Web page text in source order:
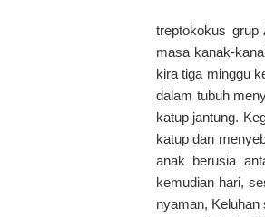
treptokokus grup
masa kanak-
kira tiga minggu
dalam tubuh
katup jantung.
katup dan
anak berusia
kemudian hari,
nyaman, Keluhan